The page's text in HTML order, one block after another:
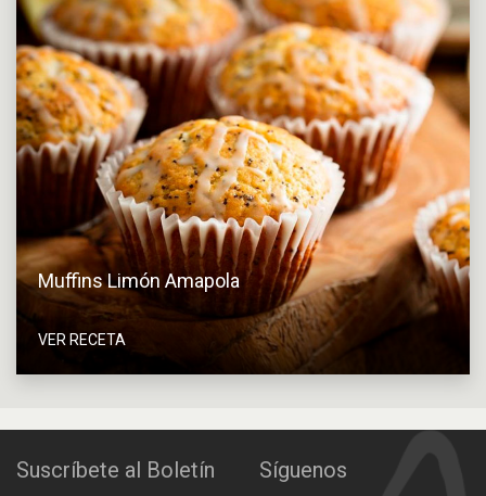
Muffins Limón Amapola
VER RECETA
Suscríbete al Boletín Síguenos